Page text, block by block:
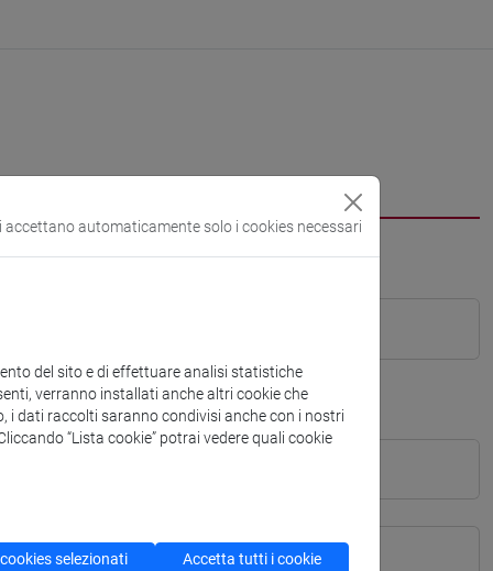
automaticamente solo i cookies necessari
del sito e di effettuare analisi statistiche
verranno installati anche altri cookie che
i dati raccolti saranno condivisi anche con i nostri
“Lista cookie” potrai vedere quali cookie
selezionati Accetta tutti i cookie